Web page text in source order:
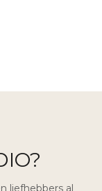
liefhebbers al